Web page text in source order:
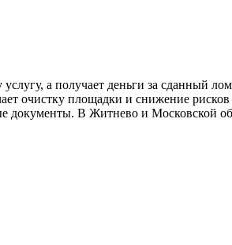
а получает деньги за сданный
очистку площадки и снижение рисков
документы. В Житнево и Московской